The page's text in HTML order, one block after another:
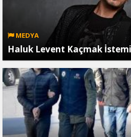
MEDYA
Haluk Levent Kaçmak